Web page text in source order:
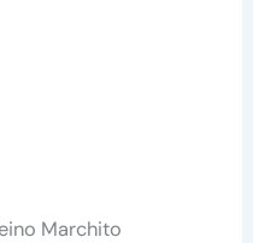
Marchito